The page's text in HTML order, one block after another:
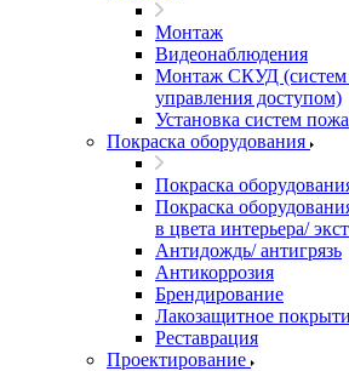
Монтаж
Видеонаблюдения
Монтаж СКУД (систем
управления доступом)
Установка систем
Покраска оборудования
Покраска
Покраска
в цвета интерьера/
Антидождь/ антигрязь
Антикоррозия
Брендирование
Лакозащитное
Реставрация
Проектирование